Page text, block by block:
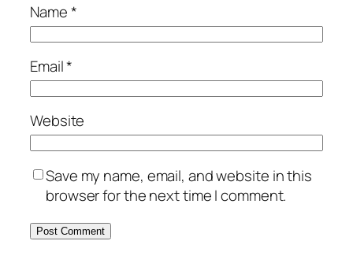
Name*
Email*
Website
Save my name, email, and website in this
browser for the next time I comment.